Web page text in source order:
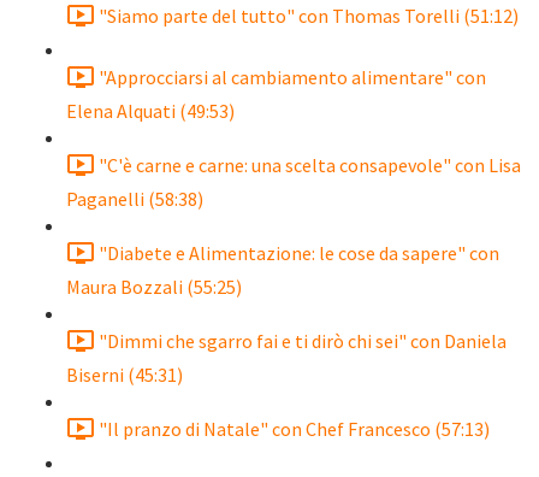
"Siamo parte del tutto" con Thomas Torelli (51:12)
"Approcciarsi al cambiamento alimentare" con
Elena Alquati (49:53)
"C'è carne e carne: una scelta consapevole" con Lisa
Paganelli (58:38)
"Diabete e Alimentazione: le cose da sapere" con
Maura Bozzali (55:25)
"Dimmi che sgarro fai e ti dirò chi sei" con Daniela
Biserni (45:31)
"Il pranzo di Natale" con Chef Francesco (57:13)